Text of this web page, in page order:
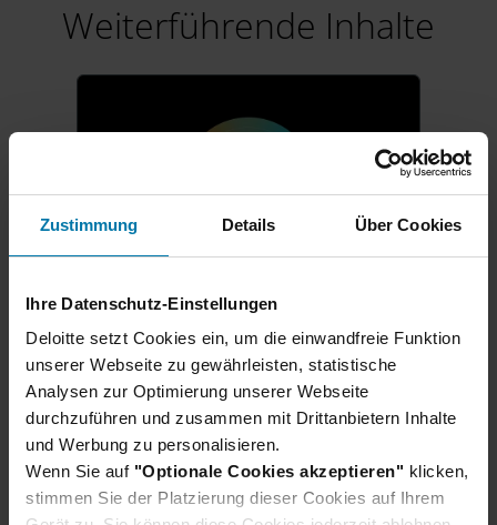
Zustimmung Details Über Cookies
Ihre Datenschutz-Einstellungen
Deloitte setzt Cookies ein, um die einwandfreie Funktion
unserer Webseite zu gewährleisten, statistische
Analysen zur Optimierung unserer Webseite
durchzuführen und zusammen mit Drittanbietern Inhalte
und Werbung zu personalisieren.
Wenn Sie auf "Optionale Cookies akzeptieren" klicken,
stimmen Sie der Platzierung dieser Cookies auf Ihrem
Weiterführende Inhalte
Karrierestart für Schüler:innen
Ausbildung & duales
Studium 2027
Direkt nach dem Schulabschluss
in der Berufswelt durchstarten?
Wir bilden deutschlandweit aus:
Ob eine praxisnahe Ausbildung,